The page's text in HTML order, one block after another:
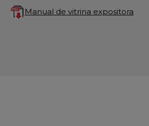
Manual de vitrina expositora